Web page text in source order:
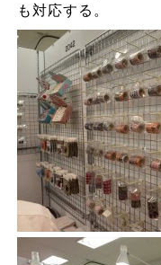
も対応する。